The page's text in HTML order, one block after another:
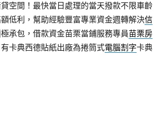
空間！最快當日處理的當天撥款不限車齡
低利，幫助經驗豐富專業資金週轉解決信
承包，借款資金苗栗當鋪服務專員苗栗房
卡典西德貼紙出廠為捲筒式電腦割字卡典